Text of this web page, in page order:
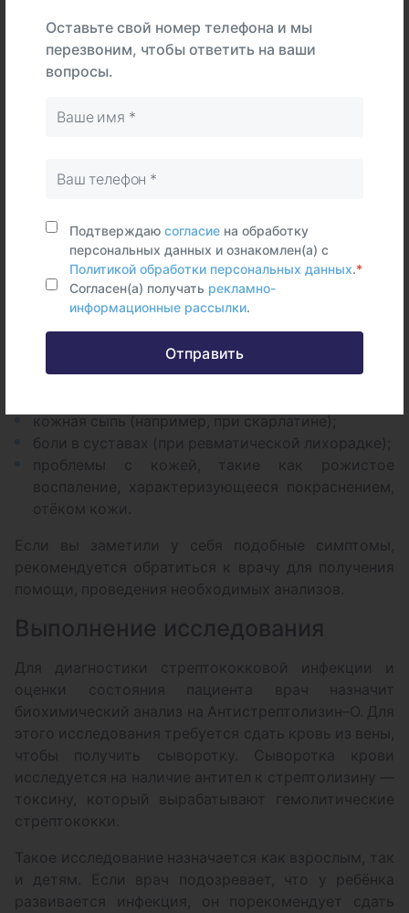
определить, был ли контакт организма с этой
бактерией, оценить эффективность лечения. Также
анализ назначается для выявления возможных
как ревматизм или гломерулонефрит.
Симптомы изменяются в зависимости от
являются:
боль в горле, покраснение, воспаление миндалин;
повышение температуры тела;
озноб;
общая слабость, усталость;
увеличенные, болезненные лимфатические узлы в
кожная сыпь (например, при скарлатине);
боли в суставах (при ревматической лихорадке);
проблемы с кожей, такие как рожистое
воспаление, характеризующееся покраснением,
отёком кожи.
Если вы заметили у себя подобные симптомы,
рекомендуется обратиться к врачу для получения
помощи, проведения необходимых анализов.
Выполнение исследования
Для диагностики стрептококковой инфекции и
оценки состояния пациента врач назначит
биохимический анализ на Антистрептолизин–О. Для
этого исследования требуется сдать кровь из вены,
чтобы получить сыворотку. Сыворотка крови
исследуется на наличие антител к стрептолизину —
токсину, который вырабатывают гемолитические
стрептококки.
Такое исследование назначается как взрослым, так
и детям. Если врач подозревает, что у ребёнка
развивается инфекция, он порекомендует сдать
Оставьте свой номер телефона и мы
перезвоним, чтобы ответить на ваши
вопросы.
Подтверждаю согласие на обработку
персональных данных и ознакомлен(а) с
Политикой обработки персональных данных.*
Согласен(а) получать рекламно-
информационные рассылки.
Отправить